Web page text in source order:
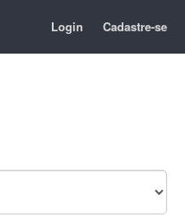
Login Cadastre-se